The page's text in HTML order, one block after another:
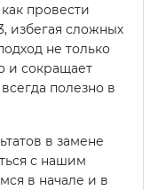
провести
избегая сложных
не только
и сокращает
полезно в
в замене
с нашим
в начале и в